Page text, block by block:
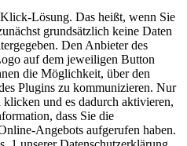
Lösung. Das heißt, wenn Sie
grundsätzlich keine Daten
Den Anbieter des
auf dem jeweiligen Button
die Möglichkeit, über den
Plugins zu kommunizieren. Nur
und es dadurch aktivieren,
dass Sie die
Angebots aufgerufen haben.